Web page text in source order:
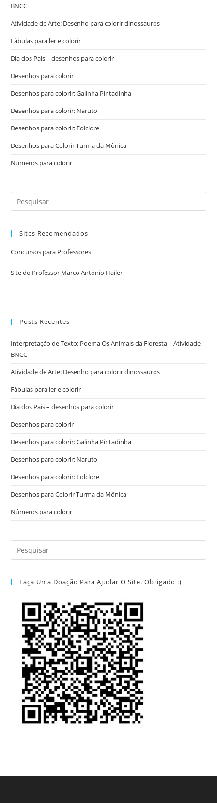
BNCC
Atividade de Arte: Desenho para colorir dinossauros
Fábulas para ler e colorir
Dia dos Pais – desenhos para colorir
Desenhos para colorir
Desenhos para colorir: Galinha Pintadinha
Desenhos para colorir: Naruto
Desenhos para colorir: Folclore
Desenhos para Colorir Turma da Mônica
Números para colorir
Sites Recomendados
Concursos para Professores
Site do Professor Marco Antônio Hailer
Posts Recentes
Interpretação de Texto: Poema Os Animais da Floresta | Atividade
BNCC
Atividade de Arte: Desenho para colorir dinossauros
Fábulas para ler e colorir
Dia dos Pais – desenhos para colorir
Desenhos para colorir
Desenhos para colorir: Galinha Pintadinha
Desenhos para colorir: Naruto
Desenhos para colorir: Folclore
Desenhos para Colorir Turma da Mônica
Números para colorir
Faça Uma Doação Para Ajudar O Site. Obrigado :)